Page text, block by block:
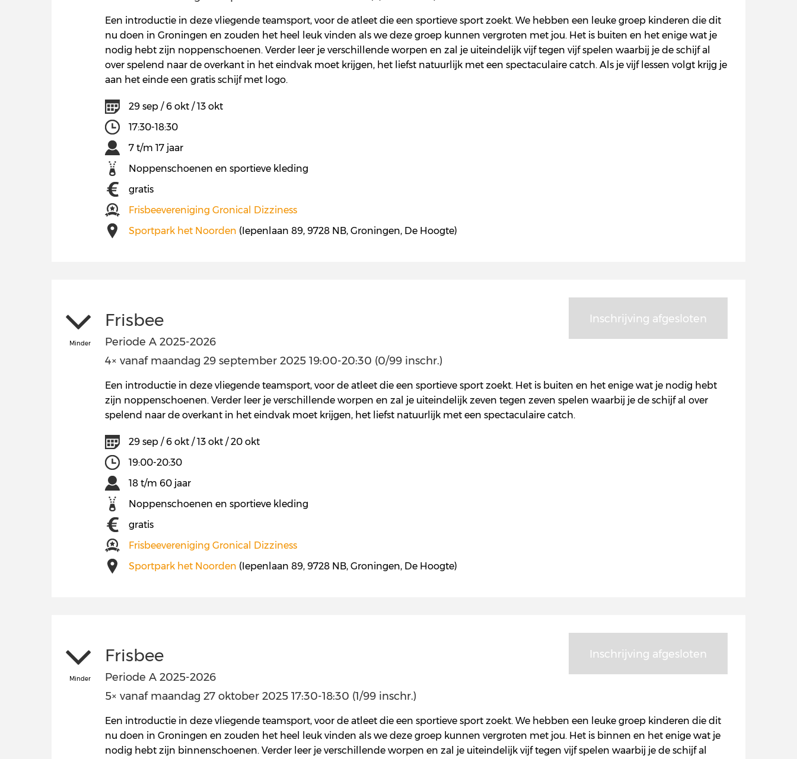
Een introductie in deze vliegende teamsport, voor de atleet die een sportieve sport zoekt. We hebben een leuke groep kinderen die dit
nu doen in Groningen en zouden het heel leuk vinden als we deze groep kunnen vergroten met jou. Het is buiten en het enige wat je
nodig hebt zijn noppenschoenen. Verder leer je verschillende worpen en zal je uiteindelijk vijf tegen vijf spelen waarbij je de schijf al
over spelend naar de overkant in het eindvak moet krijgen, het liefst natuurlijk met een spectaculaire catch. Als je vijf lessen volgt krijg je
aan het einde een gratis schijf met logo.
29 sep / 6 okt / 13 okt
17:30-18:30
7 t/m 17 jaar
Noppenschoenen en sportieve kleding
gratis
Frisbeevereniging Gronical Dizziness
Sportpark het Noorden (Iepenlaan 89, 9728 NB, Groningen, De Hoogte)
Inschrijving afgesloten
Minder
Frisbee
Periode A 2025-2026
4× vanaf maandag 29 september 2025 19:00-20:30 (0/99 inschr.)
Een introductie in deze vliegende teamsport, voor de atleet die een sportieve sport zoekt. Het is buiten en het enige wat je nodig hebt
zijn noppenschoenen. Verder leer je verschillende worpen en zal je uiteindelijk zeven tegen zeven spelen waarbij je de schijf al over
spelend naar de overkant in het eindvak moet krijgen, het liefst natuurlijk met een spectaculaire catch.
29 sep / 6 okt / 13 okt / 20 okt
19:00-20:30
18 t/m 60 jaar
Noppenschoenen en sportieve kleding
gratis
Frisbeevereniging Gronical Dizziness
Sportpark het Noorden (Iepenlaan 89, 9728 NB, Groningen, De Hoogte)
Inschrijving afgesloten
Minder
Frisbee
Periode A 2025-2026
5× vanaf maandag 27 oktober 2025 17:30-18:30 (1/99 inschr.)
Een introductie in deze vliegende teamsport, voor de atleet die een sportieve sport zoekt. We hebben een leuke groep kinderen die dit
nu doen in Groningen en zouden het heel leuk vinden als we deze groep kunnen vergroten met jou. Het is binnen en het enige wat je
nodig hebt zijn binnenschoenen. Verder leer je verschillende worpen en zal je uiteindelijk vijf tegen vijf spelen waarbij je de schijf al